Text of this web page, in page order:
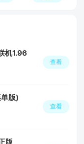
机1.96
查看
版)
查看
版